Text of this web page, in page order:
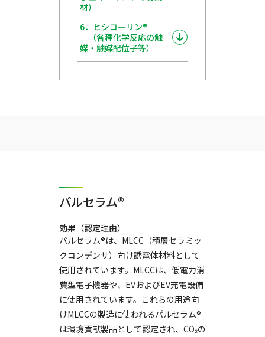
材）
6．ヒシコーリン®
（各種化学反応の触
媒・触媒配位子等）
パルセラム®
効果（認定理由）
パルセラム®は、MLCC（積層セラミッ
クコンデンサ）向け誘電体材料として
使用されています。MLCCは、低電力消
費型電子機器や、EVおよびEV充電設備
に使用されています。これらの用途向
けMLCCの製造に使われるパルセラム®
は環境貢献製品として認定され、CO₂の